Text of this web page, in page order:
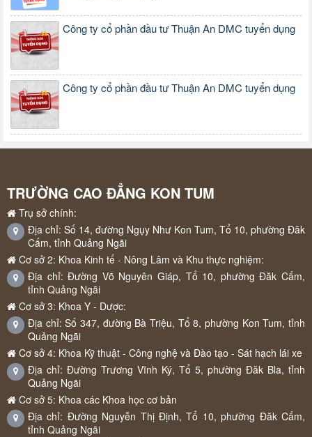
Công ty cổ phần đầu tư Thuận An DMC tuyển dụng
Công ty cổ phần đầu tư Thuận An DMC tuyển dụng
TRƯỜNG CAO ĐẲNG KON TUM
Trụ sở chính:
Địa chỉ: Số 14, đường Ngụy Như Kon Tum, Tổ 10, phường Đăk
Cấm, tỉnh Quảng Ngãi
Cơ sở 2: Khoa Kinh tế - Nông Lâm và Khu thực nghiệm:
Địa chỉ: Đường Võ Nguyên Giáp, Tổ 10, phường Đăk Cấm,
tỉnh Quảng Ngãi
Cơ sở 3: Khoa Y - Dược:
Địa chỉ: Số 347, đường Bà Triệu, Tổ 8, phường Kon Tum, tỉnh
Quảng Ngãi
Cơ sở 4: Khoa Kỹ thuật - Công nghệ và Đào tạo - Sát hạch lái xe
Địa chỉ: Đường Trương Vĩnh Ký, Tổ 5, phường Đăk Bla, tỉnh
Quảng Ngãi
Cơ sở 5: Khoa các Khoa học cơ bản
Địa chỉ: Đường Nguyễn Thị Định, Tổ 10, phường Đăk Cấm,
tỉnh Quảng Ngãi